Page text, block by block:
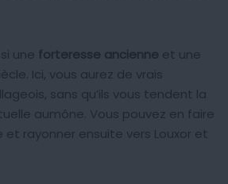
une forteresse ancienne et une
Ici, vous aurez de vrais
sans qu’ils vous tendent la
aumône. Vous pouvez en faire
rayonner ensuite vers Louxor et